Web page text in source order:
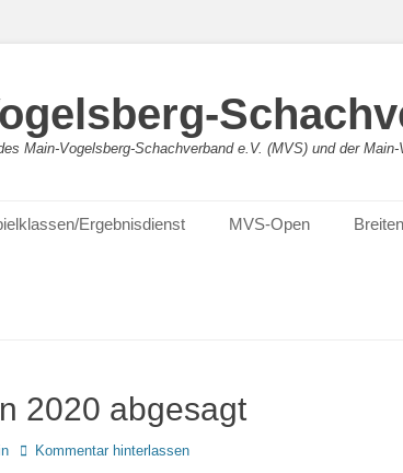
Main-Vogelsberg-Schachverband e.V. (MVS) und der
Ergebnisdienst MVS-Open
2020 abgesagt
Kommentar hinterlassen